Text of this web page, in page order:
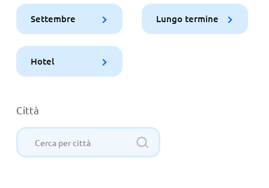
Settembre Lungo termine
Hotel
Città